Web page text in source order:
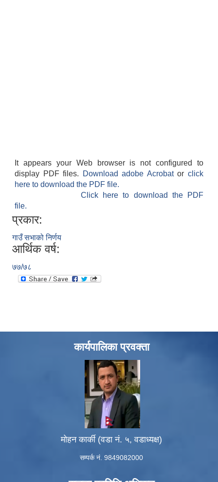
It appears your Web browser is not configured to
display PDF files.
Download adobe Acrobatorclick
here to download the PDF file.
Click here to download the PDF
file.
प्रकार:
गाउँ सभाको निर्णय
आर्थिक वर्ष:
७७/७८
कार्यपालिका प्रवक्ता
मोहन कार्की (वडा नं. ५, वडाध्यक्ष)
सम्पर्क नं. 9849082000